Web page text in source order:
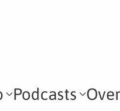
Podcasts